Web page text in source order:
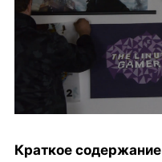
Краткое содержание